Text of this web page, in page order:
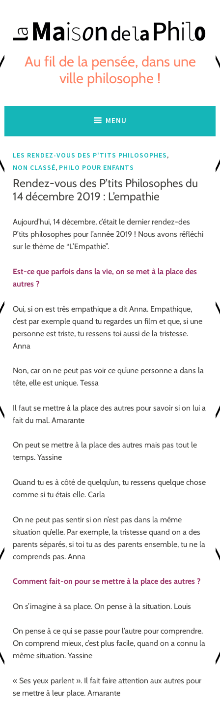
content
Au fil de la pensée, dans une
ville philosophe !
MENU
LES RENDEZ-VOUS DES P'TITS PHILOSOPHES,
NON CLASSÉ, PHILO POUR ENFANTS
Rendez-vous des P’tits Philosophes du
14 décembre 2019 : L’empathie
Aujourd’hui, 14 décembre, c’était le dernier rendez-des
P’tits philosophes pour l’année 2019 ! Nous avons réfléchi
sur le thème de “L’Empathie”.
Est-ce que parfois dans la vie, on se met à la place des
autres ?
Oui, si on est très empathique a dit Anna. Empathique,
c’est par exemple quand tu regardes un film et que, si une
personne est triste, tu ressens toi aussi de la tristesse.
Anna
Non, car on ne peut pas voir ce qu’une personne a dans la
tête, elle est unique. Tessa
Il faut se mettre à la place des autres pour savoir si on lui a
fait du mal. Amarante
On peut se mettre à la place des autres mais pas tout le
temps. Yassine
Quand tu es à côté de quelqu’un, tu ressens quelque chose
comme si tu étais elle. Carla
On ne peut pas sentir si on n’est pas dans la même
situation qu’elle. Par exemple, la tristesse quand on a des
parents séparés, si toi tu as des parents ensemble, tu ne la
comprends pas. Anna
Comment fait-on pour se mettre à la place des autres ?
On s’imagine à sa place. On pense à la situation. Louis
On pense à ce qui se passe pour l’autre pour comprendre.
On comprend mieux, c’est plus facile, quand on a connu la
même situation. Yassine
« Ses yeux parlent ». Il fait faire attention aux autres pour
se mettre à leur place. Amarante